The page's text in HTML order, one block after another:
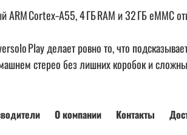
Cortex‑A55, 4 ГБ RAM и 32 ГБ eMMC
Play делает ровно то, что
стерео без лишних коробок и
О компании Контакты